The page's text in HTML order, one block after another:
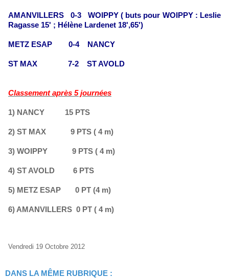
AMANVILLERS 0-3 WOIPPY ( buts pour WOIPPY : Leslie
Ragasse 15' ; Hélène Lardenet 18',65')
METZ ESAP 0-4 NANCY
ST MAX 7-2 ST AVOLD
Classement après 5 journées
1) NANCY 15 PTS
2) ST MAX 9 PTS ( 4 m)
3) WOIPPY 9 PTS ( 4 m)
4) ST AVOLD 6 PTS
5) METZ ESAP 0 PT (4 m)
6) AMANVILLERS 0 PT ( 4 m)
Vendredi 19 Octobre 2012
DANS LA MÊME RUBRIQUE :